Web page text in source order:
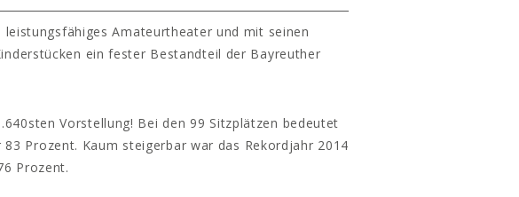
Amateurtheater und mit seinen
ein fester Bestandteil der Bayreuther
Vorstellung! Bei den 99 Sitzplätzen bedeutet
Prozent. Kaum steigerbar war das Rekordjahr 2014
Prozent.